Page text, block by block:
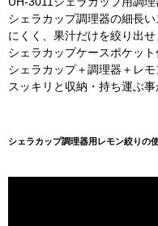
シェラカップ調理器の細長
にくく、果汁だけを絞り出せ
シェラカップケースポケット
シェラカップ＋調理器＋レ
スッキリと収納・持ち運ぶ事
シェラカップ調理器用レモン絞りの